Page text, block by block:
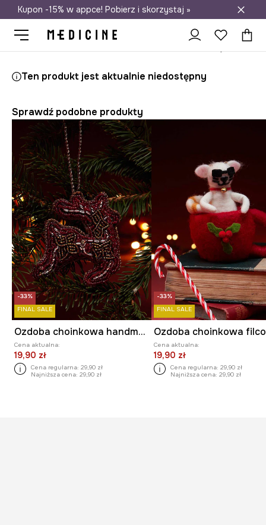
Darmowa dostawa do salonów
Kupon -15% w appce! Pobierz i skorzystaj »
Ten produkt jest aktualnie niedostępny
Sprawdź podobne produkty
-33%
FINAL SALE
Ozdoba choinkowa handmade - renifer
Cena aktualna:
19,90 zł
Cena regularna: 29,90 zł
Najniższa cena: 29,90 zł
-33%
FINAL SALE
Cena aktualna:
19,90 zł
Cena regularna: 29,90 zł
Najniższa cena: 29,90 zł